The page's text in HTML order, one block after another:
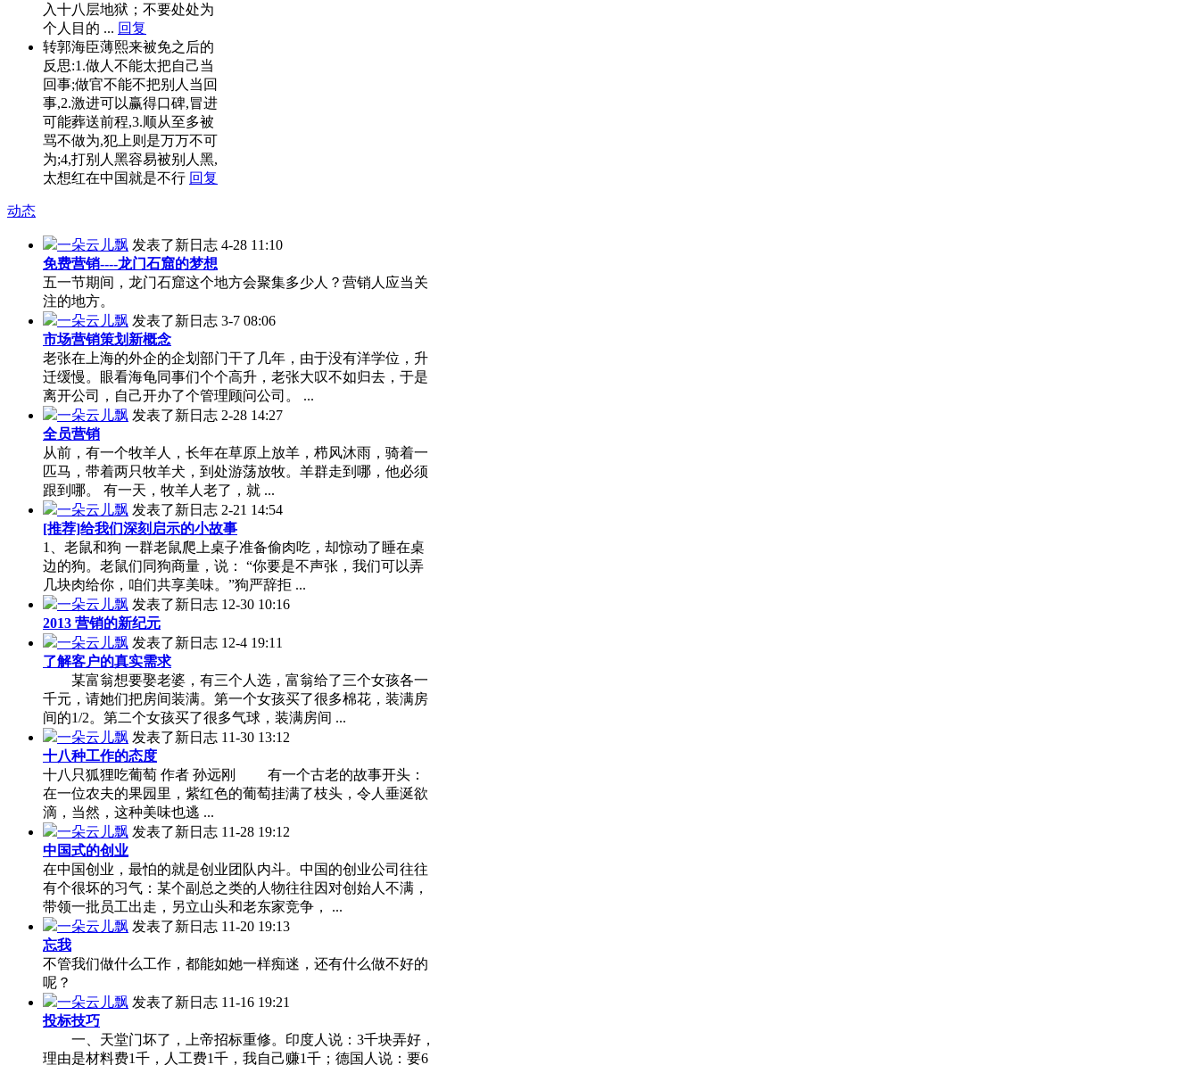
入十八层地狱；不要处处为
个人目的 ... 回复
转郭海臣薄熙来被免之后的
反思:1.做人不能太把自己当
回事;做官不能不把别人当回
事,2.激进可以赢得口碑,冒进
可能葬送前程,3.顺从至多被
骂不做为,犯上则是万万不可
为;4,打别人黑容易被别人黑,
太想红在中国就是不行 回复
动态
一朵云儿飘 发表了新日志 4-28 11:10
免费营销----龙门石窟的梦想
五一节期间，龙门石窟这个地方会聚集多少人？营销人应当关
注的地方。
一朵云儿飘 发表了新日志 3-7 08:06
市场营销策划新概念
老张在上海的外企的企划部门干了几年，由于没有洋学位，升
迁缓慢。眼看海龟同事们个个高升，老张大叹不如归去，于是
离开公司，自己开办了个管理顾问公司。 ...
一朵云儿飘 发表了新日志 2-28 14:27
全员营销
从前，有一个牧羊人，长年在草原上放羊，栉风沐雨，骑着一
匹马，带着两只牧羊犬，到处游荡放牧。羊群走到哪，他必须
跟到哪。 有一天，牧羊人老了，就 ...
一朵云儿飘 发表了新日志 2-21 14:54
[推荐]给我们深刻启示的小故事
1、老鼠和狗 一群老鼠爬上桌子准备偷肉吃，却惊动了睡在桌
边的狗。老鼠们同狗商量，说： “你要是不声张，我们可以弄
几块肉给你，咱们共享美味。”狗严辞拒 ...
一朵云儿飘 发表了新日志 12-30 10:16
2013 营销的新纪元
一朵云儿飘 发表了新日志 12-4 19:11
了解客户的真实需求
某富翁想要娶老婆，有三个人选，富翁给了三个女孩各一
千元，请她们把房间装满。第一个女孩买了很多棉花，装满房
间的1/2。第二个女孩买了很多气球，装满房间 ...
一朵云儿飘 发表了新日志 11-30 13:12
十八种工作的态度
十八只狐狸吃葡萄 作者 孙远刚 有一个古老的故事开头：
在一位农夫的果园里，紫红色的葡萄挂满了枝头，令人垂涎欲
滴，当然，这种美味也逃 ...
一朵云儿飘 发表了新日志 11-28 19:12
中国式的创业
在中国创业，最怕的就是创业团队内斗。中国的创业公司往往
有个很坏的习气：某个副总之类的人物往往因对创始人不满，
带领一批员工出走，另立山头和老东家竞争， ...
一朵云儿飘 发表了新日志 11-20 19:13
忘我
不管我们做什么工作，都能如她一样痴迷，还有什么做不好的
呢？
一朵云儿飘 发表了新日志 11-16 19:21
投标技巧
一、天堂门坏了，上帝招标重修。印度人说：3千块弄好，
理由是材料费1千，人工费1千，我自己赚1千；德国人说：要6